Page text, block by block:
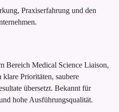
Praxiserfahrung und den
Bereich Medical Science Liaison,
Prioritäten, saubere
übersetzt. Bekannt für
hohe Ausführungsqualität.